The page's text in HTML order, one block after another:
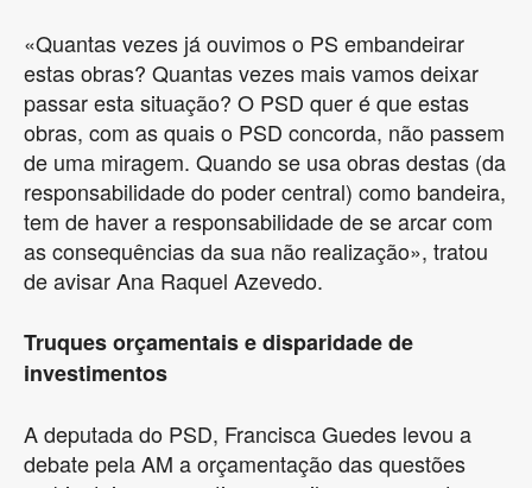
«Quantas vezes já ouvimos o PS embandeirar
estas obras? Quantas vezes mais vamos deixar
passar esta situação? O PSD quer é que estas
obras, com as quais o PSD concorda, não passem
de uma miragem. Quando se usa obras destas (da
responsabilidade do poder central) como bandeira,
tem de haver a responsabilidade de se arcar com
as consequências da sua não realização», tratou
de avisar Ana Raquel Azevedo.
Truques orçamentais e disparidade de
investimentos
A deputada do PSD, Francisca Guedes levou a
debate pela AM a orçamentação das questões